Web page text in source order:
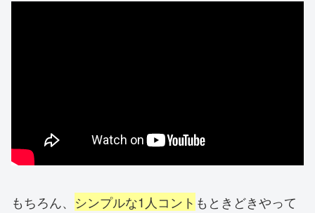
もちろん、 シンプルな1人コント もときどきやって